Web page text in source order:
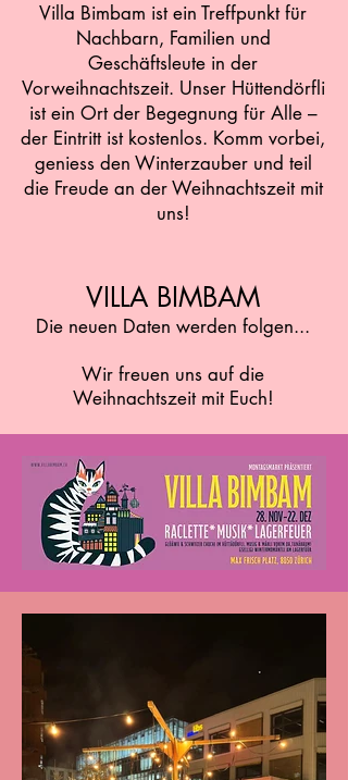
Villa Bimbam ist ein Treffpunkt für
Nachbarn, Familien und
Geschäftsleute in der
Vorweihnachtszeit. Unser Hüttendörfli
ist ein Ort der Begegnung für Alle –
der Eintritt ist kostenlos. Komm vorbei,
geniess den Winterzauber und teil
die Freude an der Weihnachtszeit mit
uns!
VILLA BIMBAM
Die neuen Daten werden folgen...
Wir freuen uns auf die
Weihnachtszeit mit Euch!